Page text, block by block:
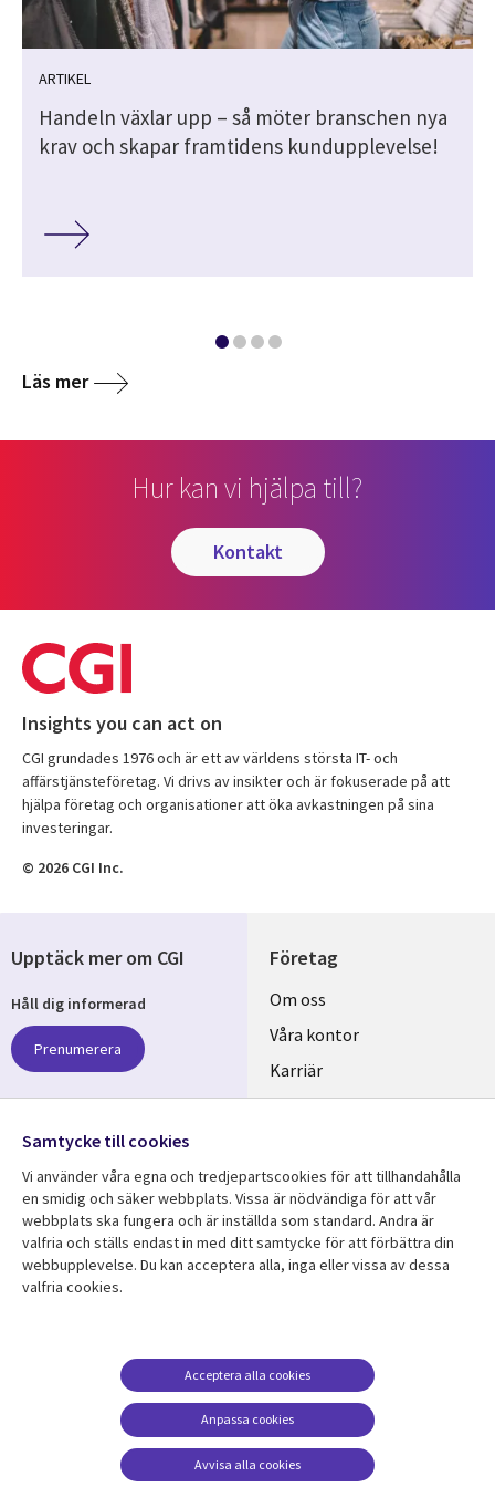
ARTIKEL
Handeln växlar upp – så möter branschen nya
krav och skapar framtidens kundupplevelse!
Läs mer
Hur kan vi hjälpa till?
kontakt
Insights you can act on
CGI grundades 1976 och är ett av världens största IT- och
affärstjänsteföretag. Vi drivs av insikter och är fokuserade på att
hjälpa företag och organisationer att öka avkastningen på sina
investeringar.
© 2026 CGI Inc.
Företag
Useful
links
SWEDEN
Om oss
Våra kontor
Karriär
Hållbarhet
Resurscenter
SWEDEN
SWEDEN
dataskydd
Accessibility
Terms of Use
Hantering av cookies
Upptäck mer om CGI
Håll dig informerad
Prenumerera
Följ oss
Social
Media
SWEDEN
Samtycke till cookies
Vi använder våra egna och tredjepartscookies för att tillhandahålla
en smidig och säker webbplats. Vissa är nödvändiga för att vår
webbplats ska fungera och är inställda som standard. Andra är
valfria och ställs endast in med ditt samtycke för att förbättra din
webbupplevelse. Du kan acceptera alla, inga eller vissa av dessa
valfria cookies.
Anpassa cookies
Acceptera alla cookies
Avvisa alla cookies